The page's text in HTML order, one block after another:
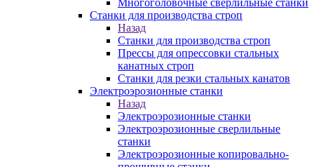
Многоголовочные сверлильные станки
Станки для производства строп
Назад
Станки для производства строп
Прессы для опрессовки стальных
канатных строп
Станки для резки стальных канатов
Электроэрозионные станки
Назад
Электроэрозионные станки
Электроэрозионные сверлильные
станки
Электроэрозионные копировально-